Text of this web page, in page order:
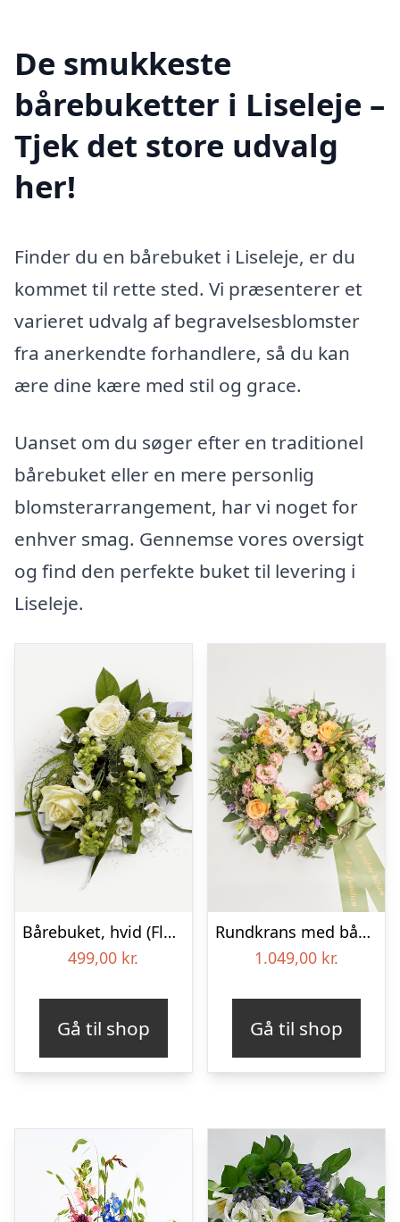
De smukkeste
bårebuketter i Liseleje –
Tjek det store udvalg
her!
Finder du en bårebuket i Liseleje, er du
kommet til rette sted. Vi præsenterer et
varieret udvalg af begravelsesblomster
fra anerkendte forhandlere, så du kan
ære dine kære med stil og grace.
Uanset om du søger efter en traditionel
bårebuket eller en mere personlig
blomsterarrangement, har vi noget for
enhver smag. Gennemse vores oversigt
og find den perfekte buket til levering i
Liseleje.
Bårebuket, hvid (Floristens kreative valg) med bånd
499,00 kr.
Gå til shop
Rundkrans med bånd – Floristens kreative valg
1.049,00 kr.
Gå til shop